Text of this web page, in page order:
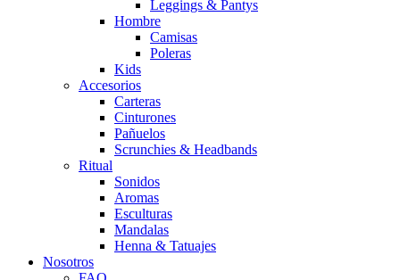
Leggings & Pantys
Hombre
Camisas
Poleras
Kids
Accesorios
Carteras
Cinturones
Pañuelos
Scrunchies & Headbands
Ritual
Sonidos
Aromas
Esculturas
Mandalas
Henna & Tatuajes
Nosotros